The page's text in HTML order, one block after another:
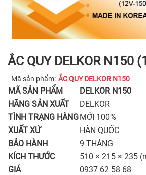
ẮC QUY DELKOR N150
Mã sản phẩm: ẮC QUY DELKOR N150
MÃ SẢN PHẨM
DELKOR N150
HÃNG SẢN XUẤT
DELKOR
TÌNH TRẠNG HÀNGMỚI 100%
XUẤT XỨ
HÀN QUỐC
BẢO HÀNH
9 THÁNG
KÍCH THƯỚC
510 × 215 × 235
GIÁ
0937 62 58 68